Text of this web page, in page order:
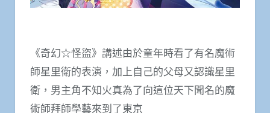
《奇幻☆怪盜》講述由於童年時看了有名魔術
師星里衛的表演，加上自己的父母又認識星里
衛，男主角不知火真為了向這位天下聞名的魔
術師拜師學藝來到了東京